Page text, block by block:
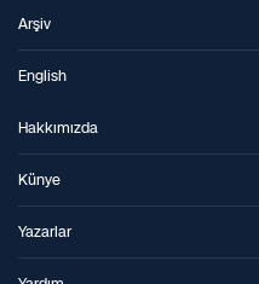
Arşiv
English
Hakkımızda
Künye
Yazarlar